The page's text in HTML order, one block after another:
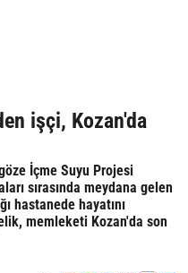
işçi, Kozan'da
İçme Suyu Projesi
sırasında meydana gelen
hastanede hayatını
memleketi Kozan'da son